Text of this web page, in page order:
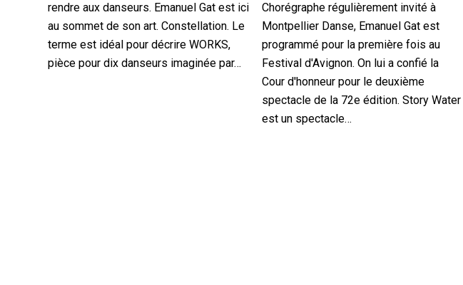
rendre aux danseurs. Emanuel Gat est ici
au sommet de son art. Constellation. Le
terme est idéal pour décrire WORKS,
pièce pour dix danseurs imaginée par…
Chorégraphe régulièrement invité à
Montpellier Danse, Emanuel Gat est
programmé pour la première fois au
Festival d'Avignon. On lui a confié la
Cour d'honneur pour le deuxième
spectacle de la 72e édition. Story Water
est un spectacle…